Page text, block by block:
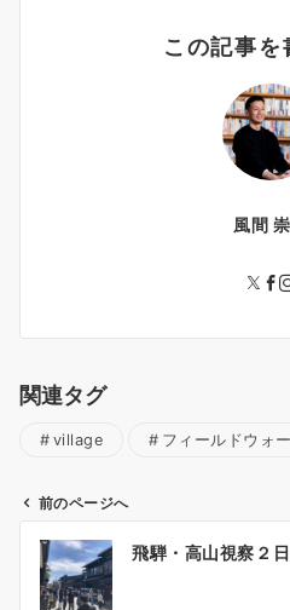
この記事を
風間
関連タグ
village フィールドウォ
前のページへ
飛騨・高山視察２